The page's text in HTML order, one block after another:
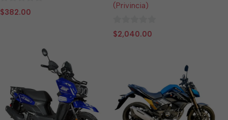
0
$382.00
(Privincia)
0
$2,040.00